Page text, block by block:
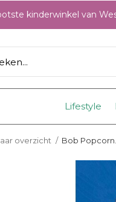
Lifestyle
kinderwinkel van
overzicht Bob Popcorn.